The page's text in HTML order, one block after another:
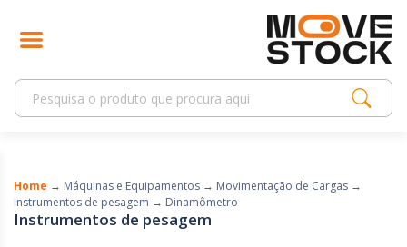
Home → Máquinas e Equipamentos → Movimentação de Cargas →
Instrumentos de pesagem → Dinamômetro
Instrumentos de pesagem